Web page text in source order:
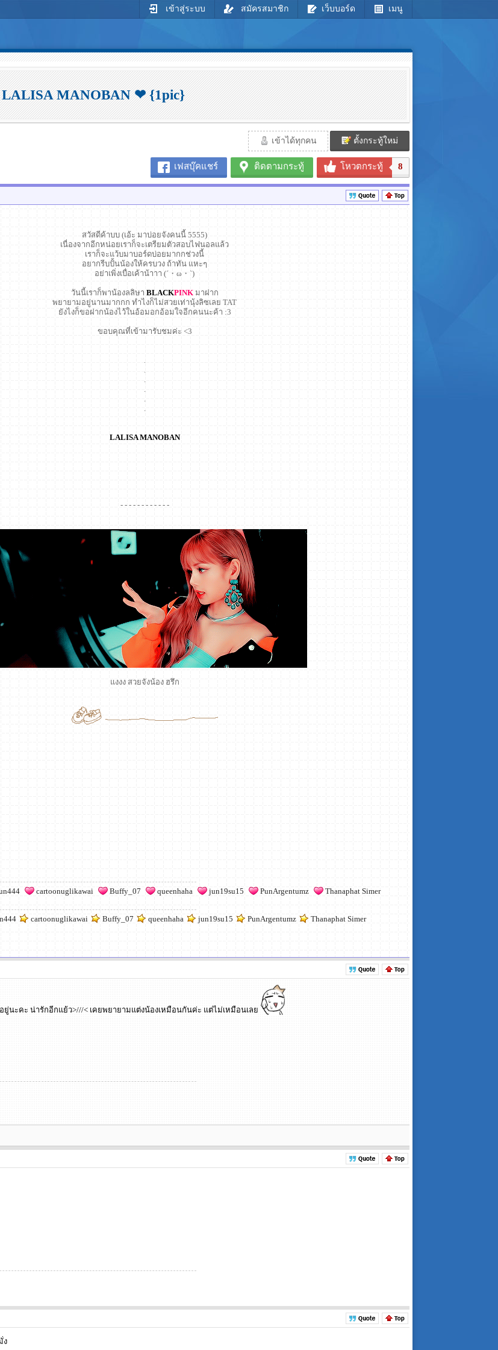
เข้าสู่ระบบ สมัครสมาชิก เว็บบอร์ด เมนู
LALISA MANOBAN ❤ {1pic}
เข้าได้ทุกคน ตั้งกระทู้ใหม่
เฟสบุ๊คแชร์ ติดตามกระทู้ โหวตกระทู้ 8
สวัสดีค้าบบ (เอ้ะ มาบ่อยจังคนนี้ 5555)
เนื่องจากอีกหน่อยเราก็จะเตรียมตัวสอบไฟนอลแล้ว
เราก็จะแว้บมาบอร์ดบ่อยมากกช่วงนี้
อยากรีบปั้นน้องให้ครบวง ถ้าทัน แหะๆ
อย่าเพิ่งเบื่อเค้าน้าาา (´・ω・`)
วันนี้เราก็พาน้องลลิษา BLACKPINKมาฝาก
พยายามอยู่นานมากกก ทำไงก็ไม่สวยเท่านุ้งลิซเลย TAT
ยังไงก็ขอฝากน้องไว้ในอ้อมอกอ้อมใจอีกคนนะค้า :3
ขอบคุณที่เข้ามารับชมค่ะ <3
.
.
.
.
.
.
LALISA MANOBAN
- - - - - - - - - - - -
แงงง สวยจังน้อง ฮรึก
cartoonuglikawai Buffy_07 queenhaha jun19su15 PunArgentumz
Thanaphat Simer
cartoonuglikawai Buffy_07 queenhaha jun19su15 PunArgentumz
Thanaphat Simer
นะคะ น่ารักอีกแย้ว>///< เคยพยายามแต่งน้องเหมือนกันค่ะ แต่ไม่เหมือนเลย
ง